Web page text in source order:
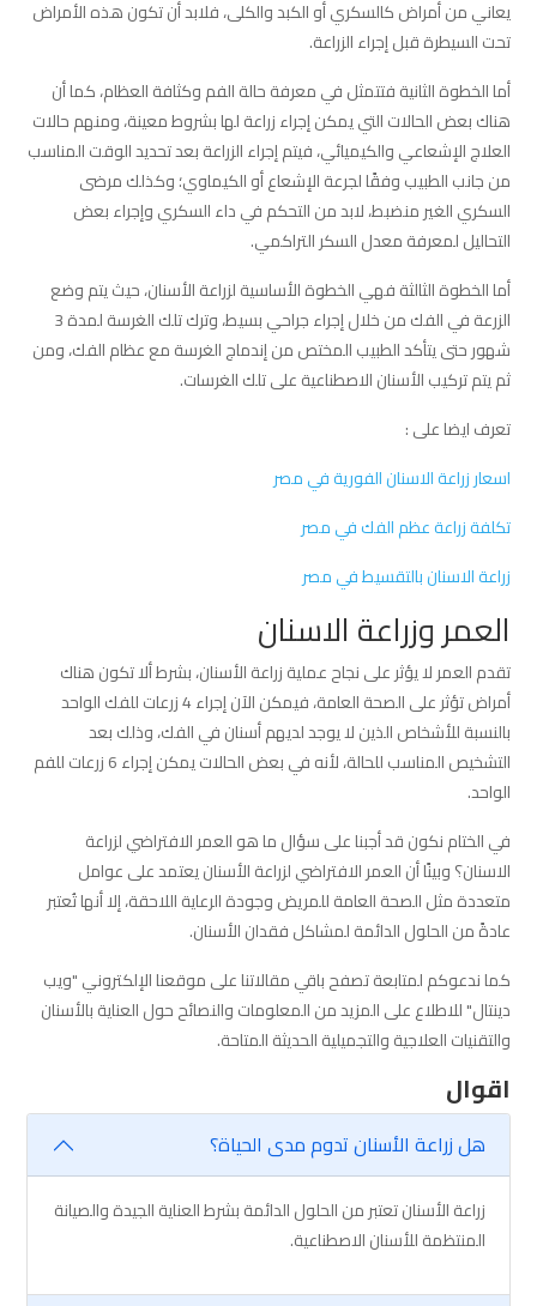
يعاني من أمراض كالسكري أو الكبد والكلى، فلابد أن تكون هذه الأمراض
تحت السيطرة قبل إجراء الزراعة.
أما الخطوة الثانية فتتمثل في معرفة حالة الفم وكثافة العظام، كما أن
هناك بعض الحالات التي يمكن إجراء زراعة لها بشروط معينة، ومنهم حالات
العلاج الإشعاعي والكيميائي، فيتم إجراء الزراعة بعد تحديد الوقت المناسب
من جانب الطبيب وفقًا لجرعة الإشعاع أو الكيماوي؛ وكذلك مرضى
السكري الغير منضبط، لابد من التحكم في داء السكري وإجراء بعض
التحاليل لمعرفة معدل السكر التراكمي.
أما الخطوة الثالثة فهي الخطوة الأساسية لزراعة الأسنان، حيث يتم وضع
الزرعة في الفك من خلال إجراء جراحي بسيط، وترك تلك الغرسة لمدة 3
شهور حتى يتأكد الطبيب المختص من إندماج الغرسة مع عظام الفك، ومن
ثم يتم تركيب الأسنان الاصطناعية على تلك الغرسات.
تعرف ايضا على :
اسعار زراعة الاسنان الفورية في مصر
تكلفة زراعة عظم الفك في مصر
زراعة الاسنان بالتقسيط في مصر
العمر وزراعة الاسنان
تقدم العمر لا يؤثر على نجاح عملية زراعة الأسنان، بشرط ألا تكون هناك
أمراض تؤثر على الصحة العامة، فيمكن الآن إجراء 4 زرعات للفك الواحد
بالنسبة للأشخاص الذين لا يوجد لديهم أسنان في الفك، وذلك بعد
التشخيص المناسب للحالة، لأنه في بعض الحالات يمكن إجراء 6 زرعات للفم
الواحد.
في الختام نكون قد أجبنا على سؤال ما هو العمر الافتراضي لزراعة
الاسنان؟ وبينًا أن العمر الافتراضي لزراعة الأسنان يعتمد على عوامل
متعددة مثل الصحة العامة للمريض وجودة الرعاية اللاحقة، إلا أنها تُعتبر
عادةً من الحلول الدائمة لمشاكل فقدان الأسنان.
كما ندعوكم لمتابعة تصفح باقي مقالاتنا على موقعنا الإلكتروني "ويب
دينتال" للاطلاع على المزيد من المعلومات والنصائح حول العناية بالأسنان
والتقنيات العلاجية والتجميلية الحديثة المتاحة.
اقوال
هل زراعة الأسنان تدوم مدى الحياة؟
زراعة الأسنان تعتبر من الحلول الدائمة بشرط العناية الجيدة والصيانة
المنتظمة للأسنان الاصطناعية.